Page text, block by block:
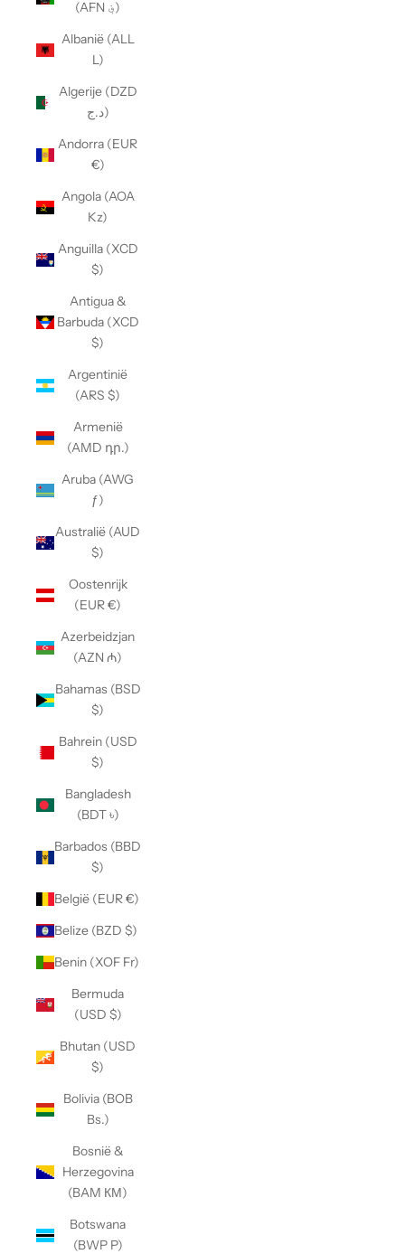
(AFN ؋)
Albanië (ALL
L)
Algerije (DZD
د.ج)
Andorra (EUR
€)
Angola (AOA
Kz)
Anguilla (XCD
$)
Antigua &
Barbuda (XCD
$)
Argentinië
(ARS $)
Armenië
(AMD դր.)
Aruba (AWG
ƒ)
Australië (AUD
$)
Oostenrijk
(EUR €)
Azerbeidzjan
(AZN ₼)
Bahamas (BSD
$)
Bahrein (USD
$)
Bangladesh
(BDT ৳)
Barbados (BBD
$)
België (EUR €)
Belize (BZD $)
Benin (XOF Fr)
Bermuda
(USD $)
Bhutan (USD
$)
Bolivia (BOB
Bs.)
Bosnië &
Herzegovina
(BAM КМ)
Botswana
(BWP P)